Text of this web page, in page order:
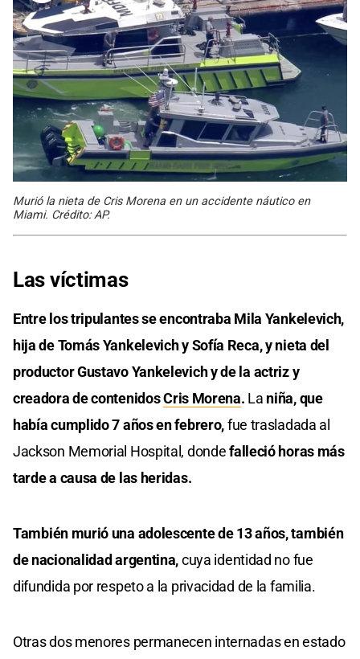
Murió la nieta de Cris Morena en un accidente náutico en
Miami. Crédito: AP.
Las víctimas
Entre los tripulantes se encontraba Mila Yankelevich,
hija de Tomás Yankelevich y Sofía Reca, y nieta del
productor Gustavo Yankelevich y de la actriz y
creadora de contenidosCris Morena. La niña, que
había cumplido 7 años en febrero,fue trasladada al
Jackson Memorial Hospital, dondefalleció horas más
tarde a causa de las heridas.
También murió una adolescente de 13 años, también
de nacionalidad argentina,cuya identidad no fue
difundida por respeto a la privacidad de la familia.
Otras dos menores permanecen internadas en estado